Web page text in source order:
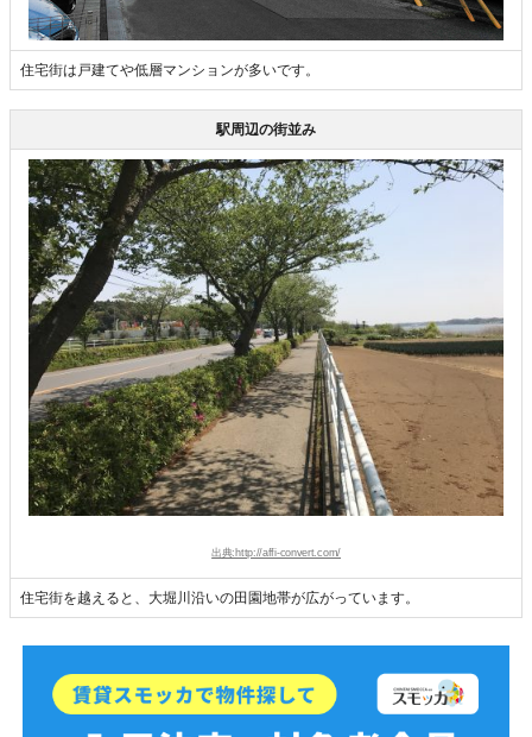
住宅街は戸建てや低層マンションが多いです。
駅周辺の街並み
出典:http://affi-convert.com/
住宅街を越えると、大堀川沿いの田園地帯が広がっています。